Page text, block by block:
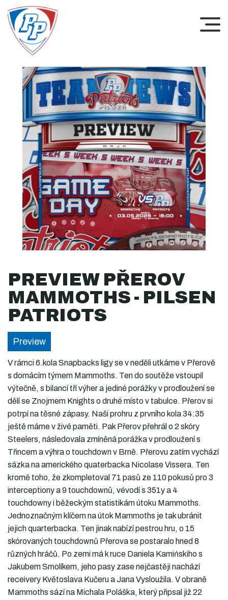
PREVIEW PŘEROV
MAMMOTHS - PILSEN
PATRIOTS
Preview
V rámci 6.kola Snapbacks ligy se v neděli utkáme v Přerově
s domácím týmem Mammoths. Ten do soutěže vstoupil
výtečně, s bilancí tří výher a jediné porážky v prodloužení se
dělí se Znojmem Knights o druhé místo v tabulce. Přerov si
potrpí na těsné zápasy. Naši prohru z prvního kola 34:35
ještě máme v živé paměti. Pak Přerov přehrál o 2 skóry
Steelers, následovala zmíněná porážka v prodloužení s
Třincem a výhra o touchdown v Brně. Přerovu zatím vychází
sázka na amerického quaterbacka Nicolase Vissera. Ten
kromě toho, že zkompletoval 71 pasů ze 110 pokusů pro 3
interceptiony a 9 touchdownů, vévodí s 351y a 4
touchdowny i běžeckým statistikám útoku Mammoths.
Jednoznačným klíčem na útok Mammoths je tak ubránit
jejich quarterbacka. Ten jinak nabízí pestrou hru, o 15
skórovaných touchdownů Přerova se postaralo hned 8
různých hráčů. Po zemi má k ruce Daniela Kamińskiho s
Jakubem Smolíkem, jeho pasy zase nejčastěji nachází
receivery Květoslava Kučeru a Jana Vysloužila. V obraně
Mammoths sází na Michala Poláška, který připsal již 22